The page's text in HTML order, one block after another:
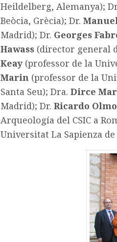
Heildelberg, Alemanya);
Beòcia, Grècia); Dr.
Madrid); Dr. Georges
Hawass (director general
Keay (professor de la
Marin (professor de la
Santa Seu); Dra. Dirce
Madrid); Dr. Ricardo
Arqueología del CSIC a
Universitat La Sapienza